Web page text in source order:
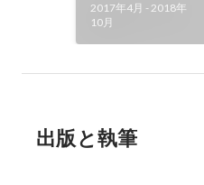
2017年4月 -2018年
10月
出版と執筆